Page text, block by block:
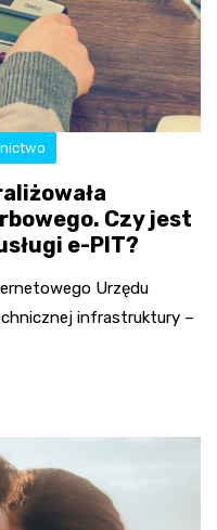
Czy jest
e-PIT?
Urzędu
infrastruktury –